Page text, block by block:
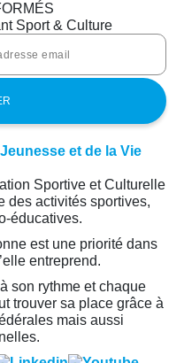
Sport & Culture
Sportive et Culturelle
des activités sportives,
éducatives.
est une priorité dans
entreprend.
son rythme et chaque
trouver sa place grâce à
mais aussi